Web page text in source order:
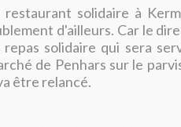
solidaire à
d'ailleurs. Car le
solidaire qui sera
de Penhars sur le
être relancé.